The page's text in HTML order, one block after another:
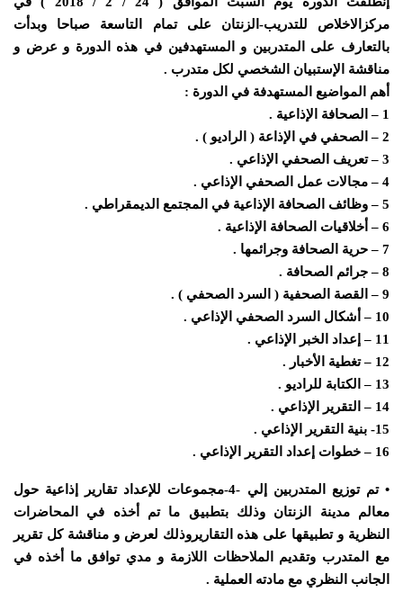
مركزالاخلاص للتدريب-الزنتان على تمام التاسعة صباحا وبدأت
بالتعارف على المتدربين و المستهدفين في هذه الدورة و عرض و
مناقشة الإستبيان الشخصي لكل متدرب .
أهم المواضيع المستهدفة في الدورة :
1 – الصحافة الإذاعية .
2 – الصحفي في الإذاعة ( الراديو ) .
3 – تعريف الصحفي الإذاعي .
4 – مجالات عمل الصحفي الإذاعي .
5 – وظائف الصحافة الإذاعية في المجتمع الديمقراطي .
6 – أخلاقيات الصحافة الإذاعية .
7 – حرية الصحافة وجرائمها .
8 – جرائم الصحافة .
9 – القصة الصحفية ( السرد الصحفي ) .
10 – أشكال السرد الصحفي الإذاعي .
11 – إعداد الخبر الإذاعي .
12 – تغطية الأخبار .
13 – الكتابة للراديو .
14 – التقرير الإذاعي .
15- بنية التقرير الإذاعي .
16 – خطوات إعداد التقرير الإذاعي .
• تم توزيع المتدربين إلي -4-مجموعات للإعداد تقارير إذاعية حول
معالم مدينة الزنتان وذلك بتطبيق ما تم أخذه في المحاضرات
النظرية و تطبيقها على هذه التقاريروذلك لعرض و مناقشة كل تقرير
مع المتدرب وتقديم الملاحظات اللازمة و مدي توافق ما أخذه في
الجانب النظري مع مادته العملية .